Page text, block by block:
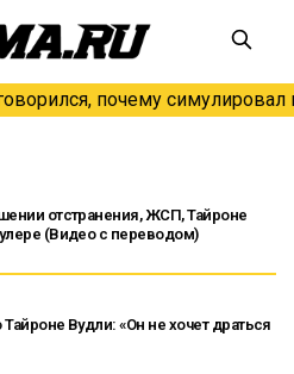
почему симулировал
отстранения, ЖСП, Тайроне
(Видео с переводом)
Вудли: «Он не хочет драться